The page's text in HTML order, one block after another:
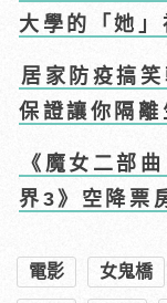
大學的「她
居家防疫搞
保證讓你隔離
《魔女二部
界3》空降票
電影 女鬼橋